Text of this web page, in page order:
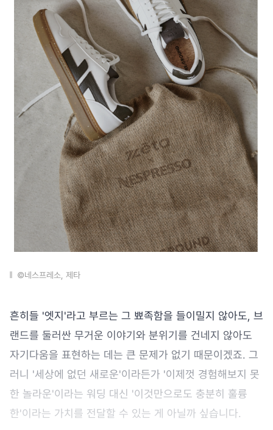
©네스프레소, 제타
흔히들 '엣지'라고 부르는 그 뾰족함을 들이밀지 않아도, 브
랜드를 둘러싼 무거운 이야기와 분위기를 건네지 않아도
자기다움을 표현하는 데는 큰 문제가 없기 때문이겠죠. 그
러니 '세상에 없던 새로운'이라든가 '이제껏 경험해보지 못
한 놀라운'이라는 워딩 대신 '이것만으로도 충분히 훌륭
한'이라는 가치를 전달할 수 있는 게 아닐까 싶습니다.